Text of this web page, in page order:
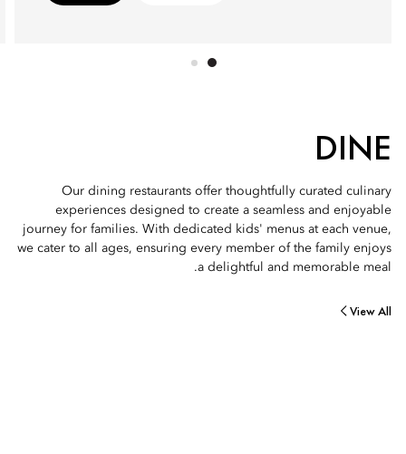
DINE
Our dining restaurants offer thoughtfully curated culinary
experiences designed to create a seamless and enjoyable
journey for families. With dedicated kids' menus at each venue,
we cater to all ages, ensuring every member of the family enjoys
a delightful and memorable meal.
View All